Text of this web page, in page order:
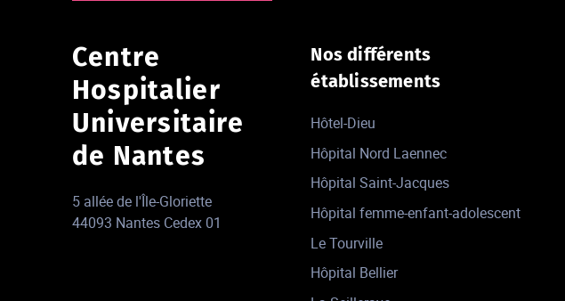
Centre
Hospitalier
Universitaire
de Nantes
5 allée de l'Île-Gloriette
44093 Nantes Cedex 01
Nos différents
établissements
Hôtel-Dieu
Hôpital Nord Laennec
Hôpital Saint-Jacques
Hôpital femme-enfant-adolescent
Le Tourville
Hôpital Bellier